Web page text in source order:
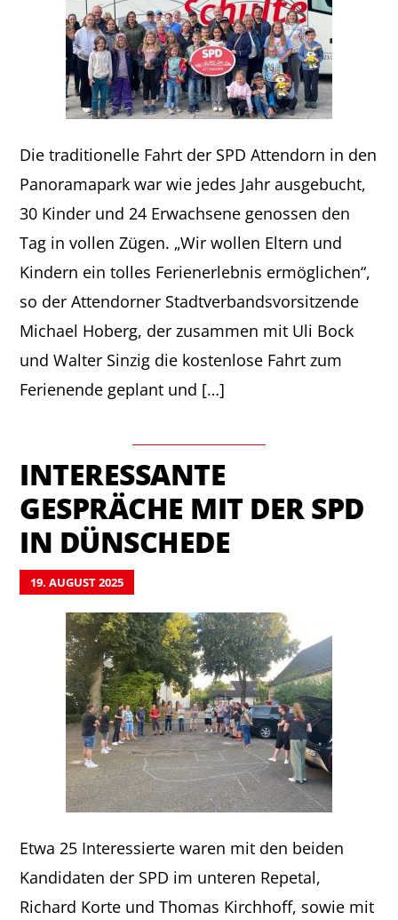
Die traditionelle Fahrt der SPD Attendorn in den
Panoramapark war wie jedes Jahr ausgebucht,
30 Kinder und 24 Erwachsene genossen den
Tag in vollen Zügen. „Wir wollen Eltern und
Kindern ein tolles Ferienerlebnis ermöglichen“,
so der Attendorner Stadtverbandsvorsitzende
Michael Hoberg, der zusammen mit Uli Bock
und Walter Sinzig die kostenlose Fahrt zum
Ferienende geplant und […]
INTERESSANTE
GESPRÄCHE MIT DER SPD
IN DÜNSCHEDE
19. AUGUST 2025
Etwa 25 Interessierte waren mit den beiden
Kandidaten der SPD im unteren Repetal,
Richard Korte und Thomas Kirchhoff, sowie mit